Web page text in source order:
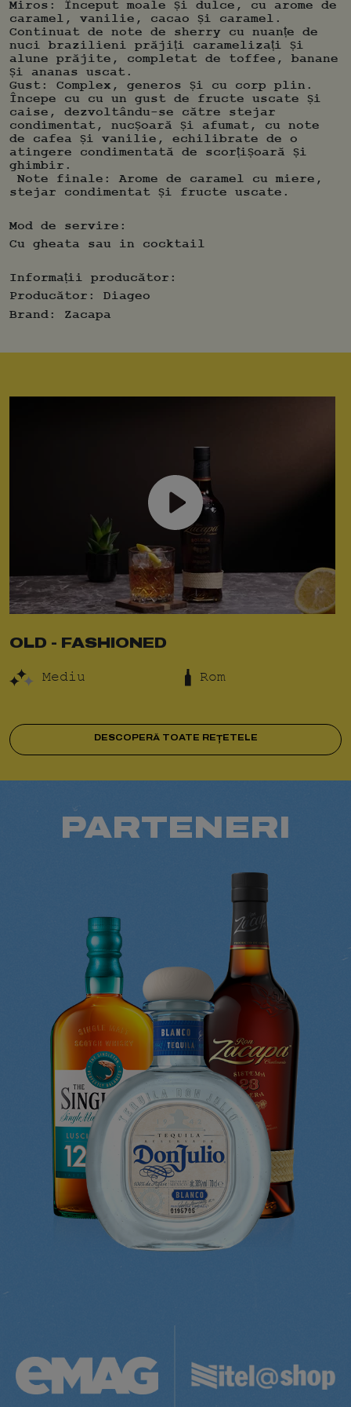
Miros: Început moale și dulce, cu arome de
caramel, vanilie, cacao și caramel.
Continuat de note de sherry cu nuanțe de
nuci brazilieni prăjiți caramelizați și
alune prăjite, completat de toffee, banane
și ananas uscat.
Gust: Complex, generos și cu corp plin.
Începe cu cu un gust de fructe uscate și
caise, dezvoltându-se către stejar
condimentat, nucșoară și afumat, cu note
de cafea și vanilie, echilibrate de o
atingere condimentată de scorțișoară și
ghimbir.
Note finale: Arome de caramel cu miere,
stejar condimentat și fructe uscate.
Mod de servire:
Cu gheata sau in cocktail
Informații producător:
Producător:
Diageo
Brand:
Zacapa
OLD - FASHIONED
Mediu Rom
DESCOPERĂ TOATE REȚETELE
PARTENERI